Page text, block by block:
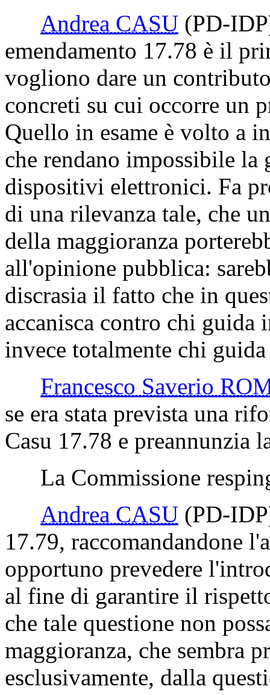
Andrea CASU (PD-
emendamento 17.78 è il
vogliono dare un
concreti su cui occorre un
Quello in esame è volto a
che rendano impossibile
dispositivi elettronici. Fa
di una rilevanza tale, che
della maggioranza
all'opinione pubblica:
discrasia il fatto che in
accanisca contro chi guida
invece totalmente chi
Francesco Saverio
se era stata prevista una
Casu 17.78 e preannunzia
La Commissione
Andrea CASU (PD-
17.79, raccomandandone
opportuno prevedere
al fine di garantire il
che tale questione non
maggioranza, che sembra
esclusivamente, dalla